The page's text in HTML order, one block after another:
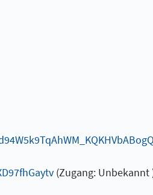
(Zugang: Unbekannt